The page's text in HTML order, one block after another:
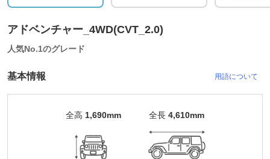
アドベンチャー_4WD(CVT_2.0)
人気No.1のグレード
基本情報 用語について
全高 1,690mm 全長 4,610mm